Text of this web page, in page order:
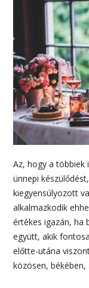
Az, hogy a többiek
ünnepi
kiegyensúlyozott
alkalmazkodik
értékes igazán, ha
együtt, akik
előtte-utána
közösen,